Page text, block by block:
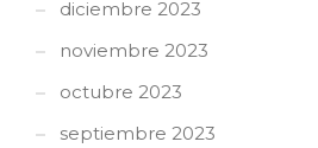
diciembre 2023
noviembre 2023
octubre 2023
septiembre 2023